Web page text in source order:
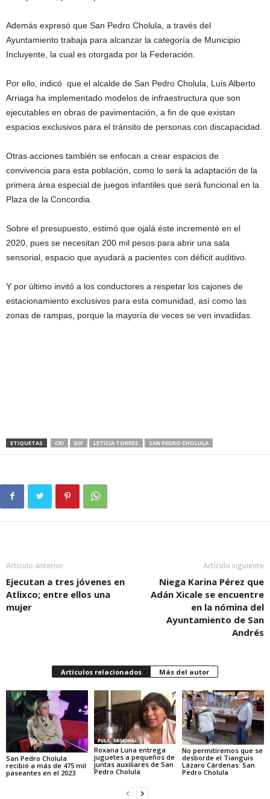
Además expresó que San Pedro Cholula, a través del
Ayuntamiento trabaja para alcanzar la categoría de Municipio
Incluyente, la cual es otorgada por la Federación.
Por ello, indicó que el alcalde de San Pedro Cholula, Luis Alberto
Arriaga ha implementado modelos de infraestructura que son
ejecutables en obras de pavimentación, a fin de que existan
espacios exclusivos para el tránsito de personas con discapacidad.
Otras acciones también se enfocan a crear espacios de
convivencia para esta población, como lo será la adaptación de la
primera área especial de juegos infantiles que será funcional en la
Plaza de la Concordia.
Sobre el presupuesto, estimó que ojalá éste incrementé en el
2020, pues se necesitan 200 mil pesos para abrir una sala
sensorial, espacio que ayudará a pacientes con déficit auditivo.
Y por último invitó a los conductores a respetar los cajones de
estacionamiento exclusivos para esta comunidad, así como las
zonas de rampas, porque la mayoría de veces se ven invadidas.
ETIQUETAS CRI DIF LETICIA TORRES SAN PEDRO CHOLULA
Artículo anterior
Ejecutan a tres jóvenes en
Atlixco; entre ellos una
mujer
Artículo siguiente
Niega Karina Pérez que
Adán Xicale se encuentre
en la nómina del
Ayuntamiento de San
Andrés
Artículos relacionados Más del autor
San Pedro Cholula
recibió a más de 475 mil
paseantes en el 2023
Roxana Luna entrega
juguetes a pequeños de
juntas auxiliares de San
Pedro Cholula
No permitiremos que se
desborde el Tianguis
Lázaro Cárdenas: San
Pedro Cholula